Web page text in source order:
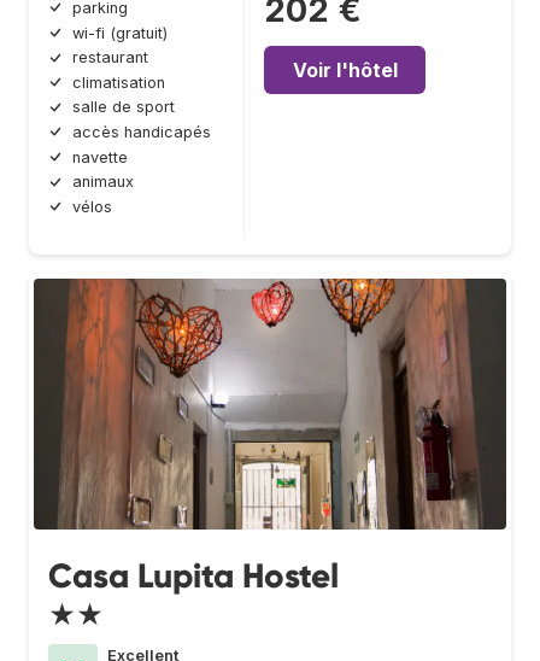
parking
wi-fi (gratuit)
restaurant
climatisation
salle de sport
accès handicapés
navette
animaux
vélos
202 €
Voir l'hôtel
Casa Lupita Hostel
★★
Excellent